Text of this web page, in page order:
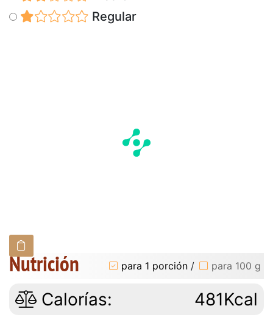
Regular
Nutrición para 1 porción / para 100 g
Calorías: 481Kcal